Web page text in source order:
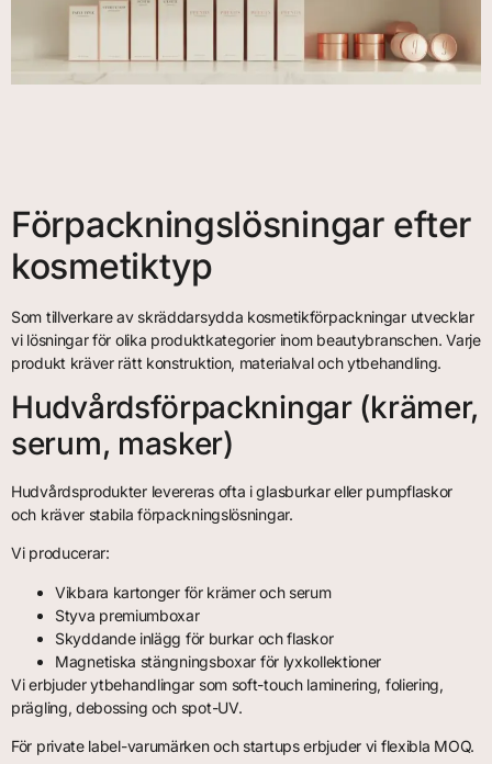
Förpackningslösningar efter
kosmetiktyp
Som tillverkare av skräddarsydda kosmetikförpackningar utvecklar
vi lösningar för olika produktkategorier inom beautybranschen. Varje
produkt kräver rätt konstruktion, materialval och ytbehandling.
Hudvårdsförpackningar (krämer,
serum, masker)
Hudvårdsprodukter levereras ofta i glasburkar eller pumpflaskor
och kräver stabila förpackningslösningar.
Vi producerar:
Vikbara kartonger för krämer och serum
Styva premiumboxar
Skyddande inlägg för burkar och flaskor
Magnetiska stängningsboxar för lyxkollektioner
Vi erbjuder ytbehandlingar som soft-touch laminering, foliering,
prägling, debossing och spot-UV.
För private label-varumärken och startups erbjuder vi flexibla MOQ.